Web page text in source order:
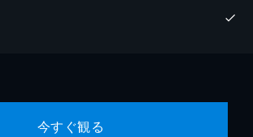
今すぐ観る